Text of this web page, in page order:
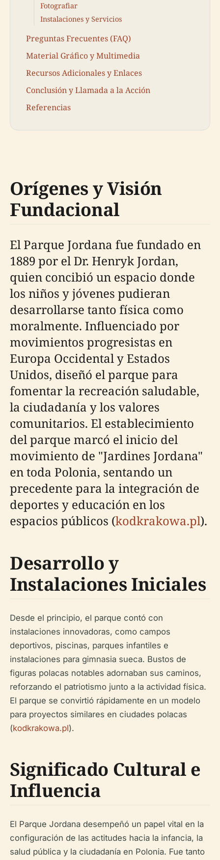
Fotografiar
Instalaciones y Servicios
Preguntas Frecuentes (FAQ)
Material Gráfico y Multimedia
Recursos Adicionales y Enlaces
Conclusión y Llamada a la Acción
Referencias
Orígenes y Visión
Fundacional
El Parque Jordana fue fundado en
1889 por el Dr. Henryk Jordan,
quien concibió un espacio donde
los niños y jóvenes pudieran
desarrollarse tanto física como
moralmente. Influenciado por
movimientos progresistas en
Europa Occidental y Estados
Unidos, diseñó el parque para
fomentar la recreación saludable,
la ciudadanía y los valores
comunitarios. El establecimiento
del parque marcó el inicio del
movimiento de "Jardines Jordana"
en toda Polonia, sentando un
precedente para la integración de
deportes y educación en los
espacios públicos (kodkrakowa.pl).
Desarrollo y
Instalaciones Iniciales
Desde el principio, el parque contó con
instalaciones innovadoras, como campos
deportivos, piscinas, parques infantiles e
instalaciones para gimnasia sueca. Bustos de
figuras polacas notables adornaban sus caminos,
reforzando el patriotismo junto a la actividad física.
El parque se convirtió rápidamente en un modelo
para proyectos similares en ciudades polacas
(kodkrakowa.pl).
Significado Cultural e
Influencia
El Parque Jordana desempeñó un papel vital en la
configuración de las actitudes hacia la infancia, la
salud pública y la ciudadanía en Polonia. Fue tanto